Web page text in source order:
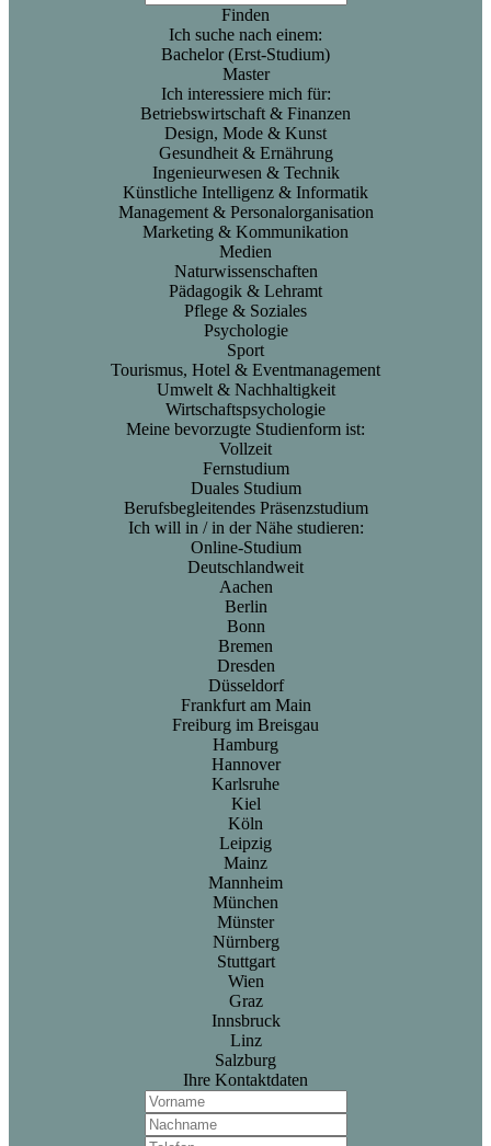
Finden
Ich suche nach einem:
Bachelor (Erst-Studium)
Master
Ich interessiere mich für:
Betriebswirtschaft & Finanzen
Design, Mode & Kunst
Gesundheit & Ernährung
Ingenieurwesen & Technik
Künstliche Intelligenz & Informatik
Management & Personalorganisation
Marketing & Kommunikation
Medien
Naturwissenschaften
Pädagogik & Lehramt
Pflege & Soziales
Psychologie
Sport
Tourismus, Hotel & Eventmanagement
Umwelt & Nachhaltigkeit
Wirtschaftspsychologie
Meine bevorzugte Studienform ist:
Vollzeit
Fernstudium
Duales Studium
Berufsbegleitendes Präsenzstudium
Ich will in / in der Nähe studieren:
Online-Studium
Deutschlandweit
Aachen
Berlin
Bonn
Bremen
Dresden
Düsseldorf
Frankfurt am Main
Freiburg im Breisgau
Hamburg
Hannover
Karlsruhe
Kiel
Köln
Leipzig
Mainz
Mannheim
München
Münster
Nürnberg
Stuttgart
Wien
Graz
Innsbruck
Linz
Salzburg
Ihre Kontaktdaten